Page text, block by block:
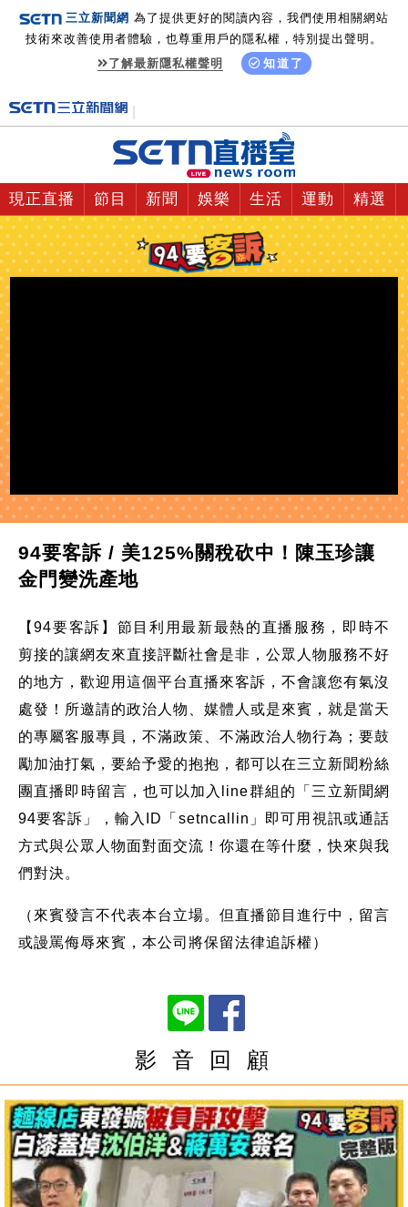
三立新聞網 為了提供更好的閱讀內容，我們使用相關網站
技術來改善使用者體驗，也尊重用戶的隱私權，特別提出聲明。
了解最新隱私權聲明
知道了
現正直播 節目 新聞 娛樂 生活 運動 精選
94要客訴 / 美125%關稅砍中！陳玉珍讓
金門變洗產地
【94要客訴】節目利用最新最熱的直播服務，即時不
剪接的讓網友來直接評斷社會是非，公眾人物服務不好
的地方，歡迎用這個平台直播來客訴，不會讓您有氣沒
處發！所邀請的政治人物、媒體人或是來賓，就是當天
的專屬客服專員，不滿政策、不滿政治人物行為；要鼓
勵加油打氣，要給予愛的抱抱，都可以在三立新聞粉絲
團直播即時留言，也可以加入line群組的「三立新聞網
94要客訴」，輸入ID「setncallin」即可用視訊或通話
方式與公眾人物面對面交流！你還在等什麼，快來與我
們對決。
（來賓發言不代表本台立場。但直播節目進行中，留言
或謾罵侮辱來賓，本公司將保留法律追訴權）
影 音 回 顧